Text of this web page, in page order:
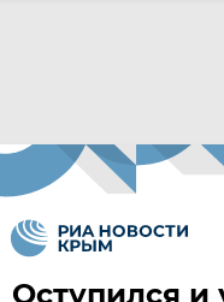
Оступился